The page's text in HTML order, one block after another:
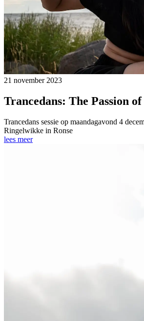
21 november 2023
Trancedans: The Passion
Trancedans sessie op maandagavond 4
Ringelwikke in Ronse
lees meer